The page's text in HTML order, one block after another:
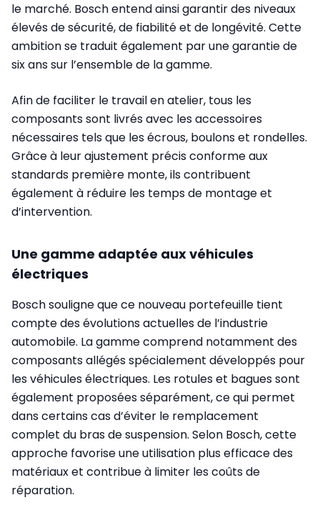
le marché. Bosch entend ainsi garantir des niveaux
élevés de sécurité, de fiabilité et de longévité. Cette
ambition se traduit également par une garantie de
six ans sur l’ensemble de la gamme.
Afin de faciliter le travail en atelier, tous les
composants sont livrés avec les accessoires
nécessaires tels que les écrous, boulons et rondelles.
Grâce à leur ajustement précis conforme aux
standards première monte, ils contribuent
également à réduire les temps de montage et
d’intervention.
Une gamme adaptée aux véhicules
électriques
Bosch souligne que ce nouveau portefeuille tient
compte des évolutions actuelles de l’industrie
automobile. La gamme comprend notamment des
composants allégés spécialement développés pour
les véhicules électriques. Les rotules et bagues sont
également proposées séparément, ce qui permet
dans certains cas d’éviter le remplacement
complet du bras de suspension. Selon Bosch, cette
approche favorise une utilisation plus efficace des
matériaux et contribue à limiter les coûts de
réparation.